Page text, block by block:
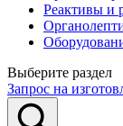
Реактивы и
Выберите раздел
Запрос на